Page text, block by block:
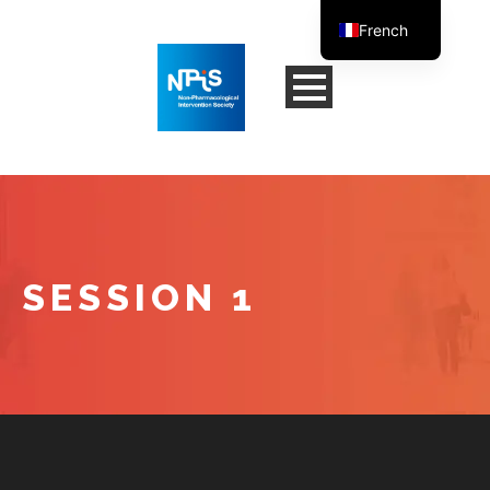
SESSION 1
French
English